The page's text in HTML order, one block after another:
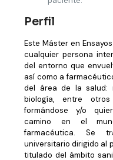
Perfil
Este Máster en
cualquier persona
del entorno que
así como a
del área de la salud:
biología, entre
formándose y/o
camino en el
farmacéutica. Se
universitario dirigido al
titulado del ámbito